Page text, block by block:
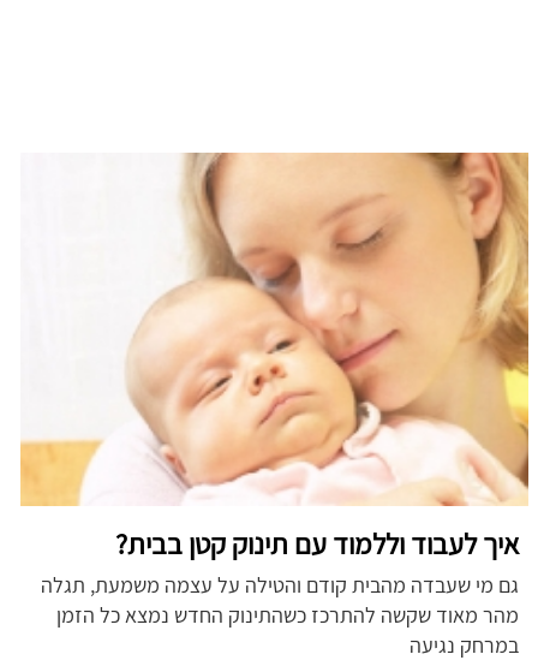
איך לעבוד וללמוד עם תינוק קטן בבית?
גם מי שעבדה מהבית קודם והטילה על עצמה משמעת, תגלה
מהר מאוד שקשה להתרכז כשהתינוק החדש נמצא כל הזמן
במרחק נגיעה